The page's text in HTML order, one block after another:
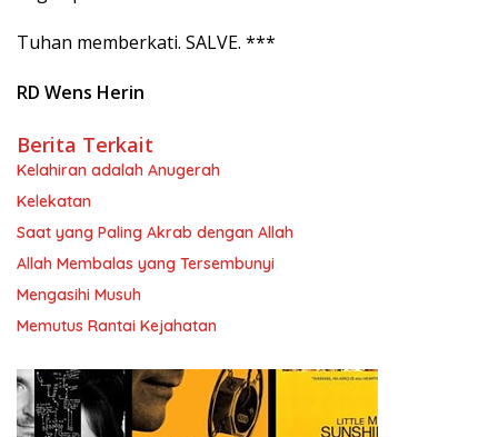
Tuhan memberkati. SALVE. ***
RD Wens Herin
Berita Terkait
Kelahiran adalah Anugerah
Kelekatan
Saat yang Paling Akrab dengan Allah
Allah Membalas yang Tersembunyi
Mengasihi Musuh
Memutus Rantai Kejahatan